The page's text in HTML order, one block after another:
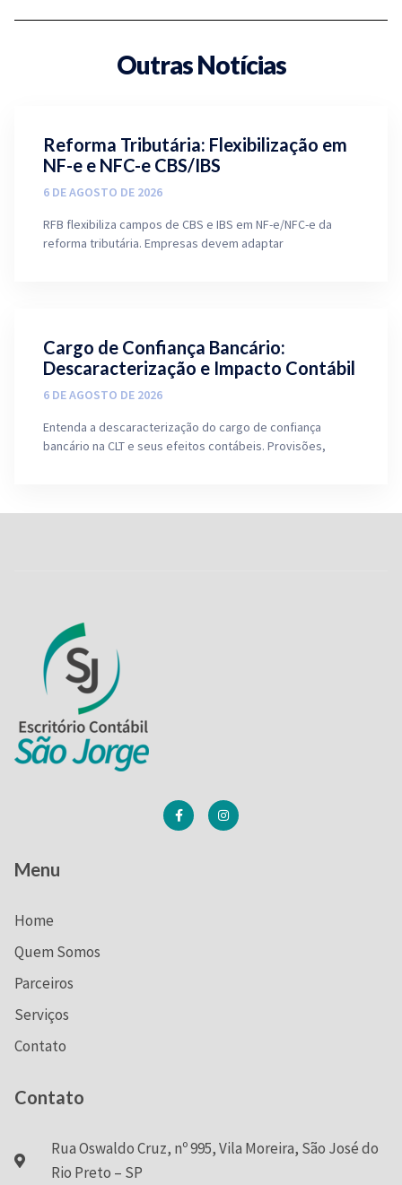
Outras Notícias
Reforma Tributária: Flexibilização em
NF-e e NFC-e CBS/IBS
6 DE AGOSTO DE 2026
RFB flexibiliza campos de CBS e IBS em NF-e/NFC-e da
reforma tributária. Empresas devem adaptar
Cargo de Confiança Bancário:
Descaracterização e Impacto Contábil
6 DE AGOSTO DE 2026
Entenda a descaracterização do cargo de confiança
bancário na CLT e seus efeitos contábeis. Provisões,
Menu
Home
Quem Somos
Parceiros
Serviços
Contato
Contato
Rua Oswaldo Cruz, nº 995, Vila Moreira, São José do
Rio Preto – SP